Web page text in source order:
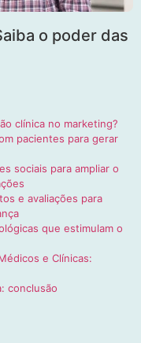
o poder das
clínica no marketing?
pacientes para gerar
sociais para ampliar o
e avaliações para
que estimulam o
e Clínicas:
conclusão